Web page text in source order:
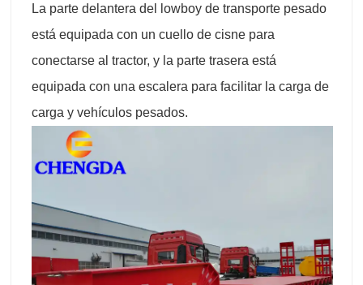
La parte delantera del lowboy de transporte pesado
está equipada con un cuello de cisne para
conectarse al tractor, y la parte trasera está
equipada con una escalera para facilitar la carga de
carga y vehículos pesados.